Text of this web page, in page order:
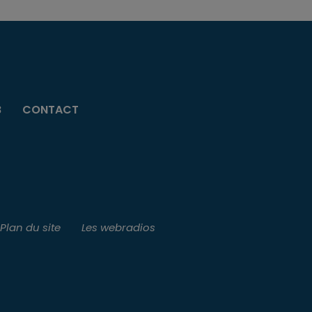
CONTACT
Plan du site Les webradios